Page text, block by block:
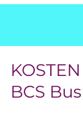
KOSTEN
BCS